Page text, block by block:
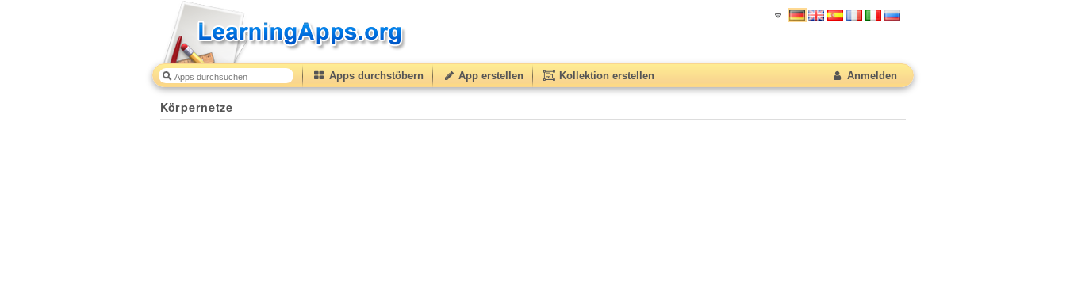
Apps durchstöbern App erstellen Kollektion erstellen Anmelden
Körpernetze